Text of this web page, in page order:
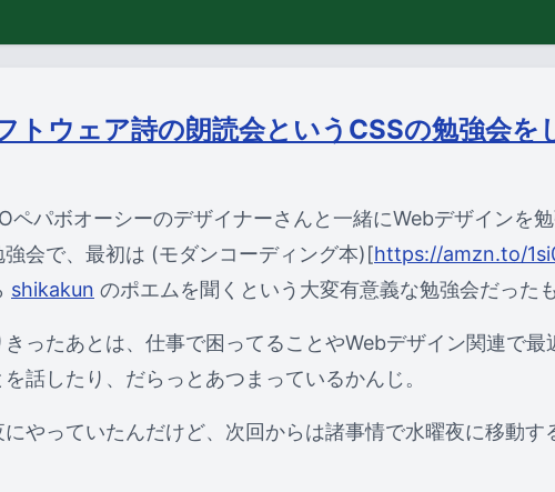
トウェア詩の朗読会というCSSの勉強会を
ペパボオーシーのデザイナーさんと一緒にWebデザインを
強会で、最初は (モダンコーディング本)[https://amzn.to/
shikakun のポエムを聞くという大変有意義な勉強会だったも
ったあとは、仕事で困ってることやWebデザイン関連で最
話したり、だらっとあつまっているかんじ。
やっていたんだけど、次回からは諸事情で水曜夜に移動す